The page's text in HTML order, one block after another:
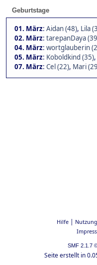
Geburtstage
01. März: Aidan (48), Lila
02. März: tarepanDaya
04. März: wortglauberin
05. März: Koboldkind (35),
07. März: Cel (22), Mari
Hilfe|
SMF 2.1.7
Seite erstellt in